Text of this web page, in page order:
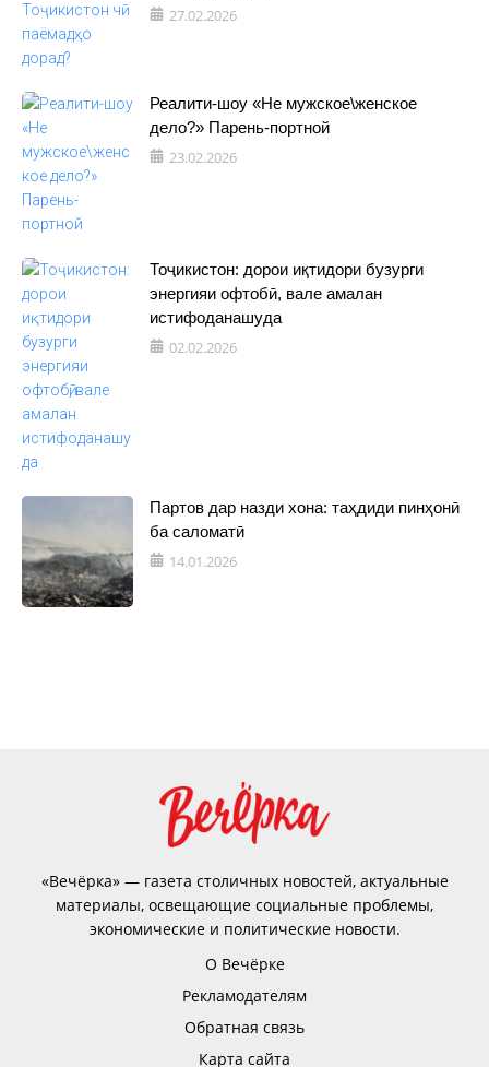
27.02.2026
Реалити-шоу «Не мужское\женское
дело?» Парень-портной
23.02.2026
Тоҷикистон: дорои иқтидори бузурги
энергияи офтобӣ, вале амалан
истифоданашуда
02.02.2026
Партов дар назди хона: таҳдиди пинҳонӣ
ба саломатӣ
14.01.2026
«Вечёрка» — газета столичных новостей, актуальные
материалы, освещающие социальные проблемы,
экономические и политические новости.
О Вечёрке
Рекламодателям
Обратная связь
Карта сайта